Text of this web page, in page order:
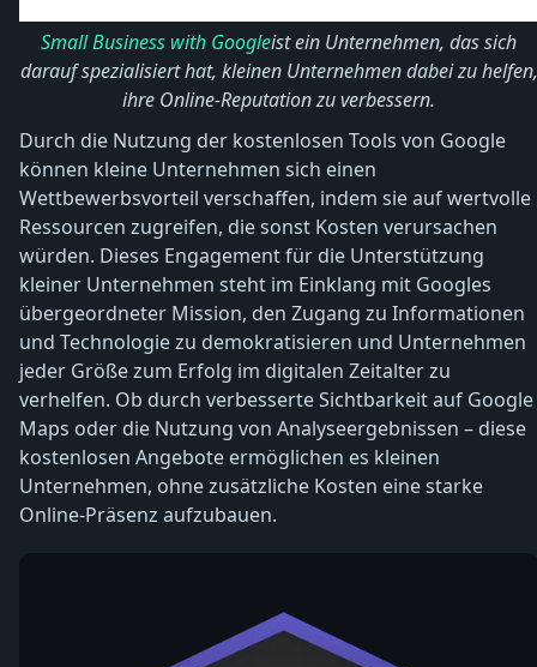
Small Business with Googleist ein Unternehmen, das sich
darauf spezialisiert hat, kleinen Unternehmen dabei zu helfen,
ihre Online-Reputation zu verbessern.
Durch die Nutzung der kostenlosen Tools von Google
können kleine Unternehmen sich einen
Wettbewerbsvorteil verschaffen, indem sie auf wertvolle
Ressourcen zugreifen, die sonst Kosten verursachen
würden. Dieses Engagement für die Unterstützung
kleiner Unternehmen steht im Einklang mit Googles
übergeordneter Mission, den Zugang zu Informationen
und Technologie zu demokratisieren und Unternehmen
jeder Größe zum Erfolg im digitalen Zeitalter zu
verhelfen. Ob durch verbesserte Sichtbarkeit auf Google
Maps oder die Nutzung von Analyseergebnissen – diese
kostenlosen Angebote ermöglichen es kleinen
Unternehmen, ohne zusätzliche Kosten eine starke
Online-Präsenz aufzubauen.